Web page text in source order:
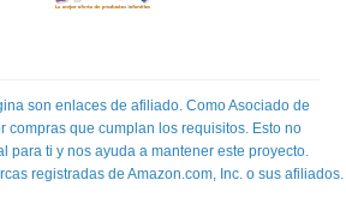
son enlaces de afiliado. Como Asociado de
compras que cumplan los requisitos. Esto no
para ti y nos ayuda a mantener este proyecto.
registradas de Amazon.com, Inc. o sus afiliados.